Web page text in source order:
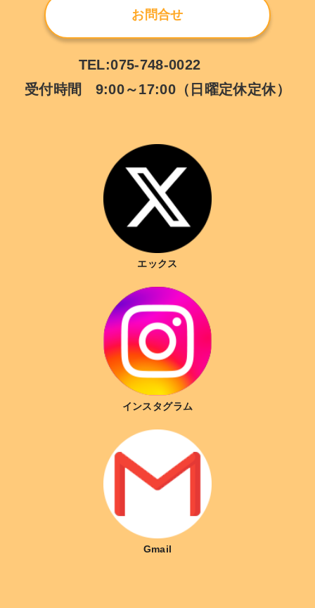
お問合せ
TEL:075-748-0022
受付時間 9:00～17:00（日曜定休定休）
エックス
インスタグラム
Gmail